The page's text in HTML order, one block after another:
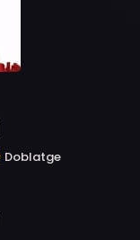
Doblatge